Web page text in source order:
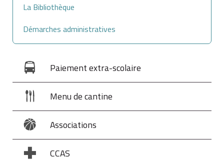
La Bibliothèque
Démarches administratives
Paiement extra-scolaire
Menu de cantine
Associations
CCAS